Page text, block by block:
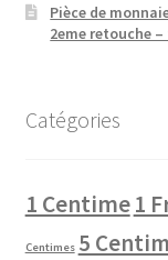
Pièce de
2eme retouche
Catégories
1 Centime1
Centimes 5